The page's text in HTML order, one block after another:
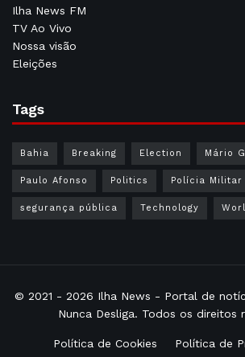
Ilha News FM
TV Ao Vivo
Nossa visão
Eleições
Tags
Bahia Breaking Election Mário
Paulo Afonso Politics Polícia Militar
segurança pública Technology
© 2021 - 2026 Ilha News - Portal de
Nunca Desliga. Todos os direitos
Política de Cookies
Política de